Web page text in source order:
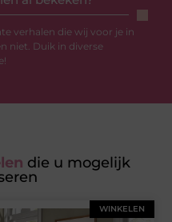
verhalen die wij voor je in
niet. Duik in diverse
die u mogelijk
WINKELEN